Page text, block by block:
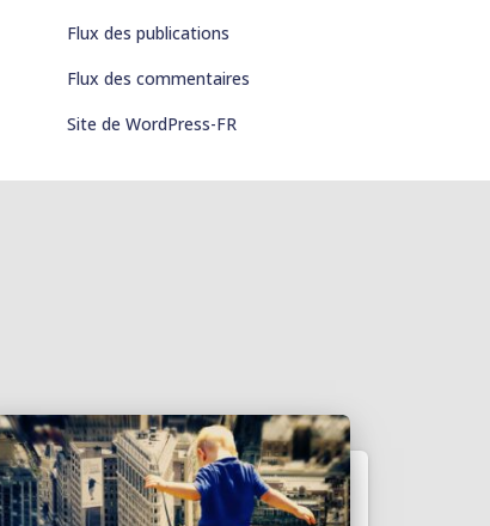
Flux des publications
Flux des commentaires
Site de WordPress-FR